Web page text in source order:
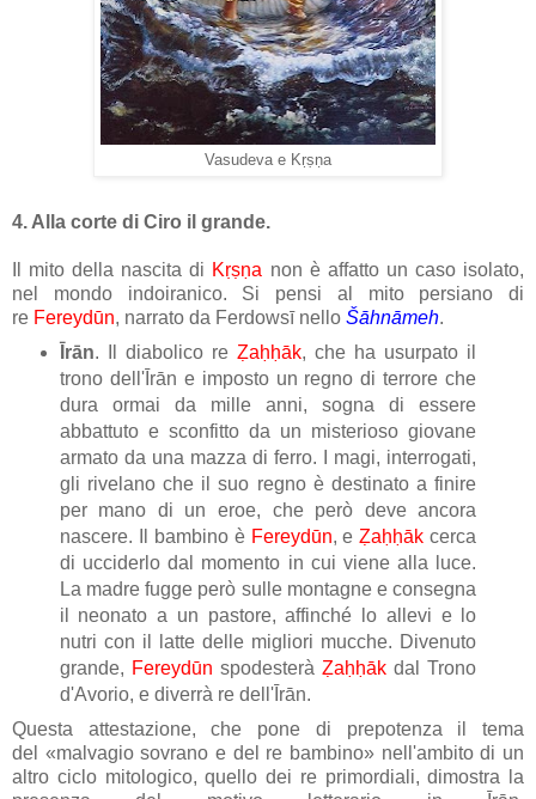
Vasudeva e Kṛṣṇa
4. Alla corte di Ciro il grande.
Il mito della nascita di Kṛṣṇa non è affatto un caso isolato,
nel mondo indoiranico. Si pensi al mito persiano di
re Fereydūn, narrato da Ferdowsī nello Šāhnāmeh.
Īrān. Il diabolico re Ẓaḥḥāk, che ha usurpato il
trono dell'Īrān e imposto un regno di terrore che
dura ormai da mille anni, sogna di essere
abbattuto e sconfitto da un misterioso giovane
armato da una mazza di ferro. I magi, interrogati,
gli rivelano che il suo regno è destinato a finire
per mano di un eroe, che però deve ancora
nascere. Il bambino è Fereydūn, eẒaḥḥāk cerca
di ucciderlo dal momento in cui viene alla luce.
La madre fugge però sulle montagne e consegna
il neonato a un pastore, affinché lo allevi e lo
nutri con il latte delle migliori mucche. Divenuto
grande, Fereydūn spodesteràẒaḥḥāk dal Trono
d'Avorio, e diverrà re dell'Īrān.
Questa attestazione, che pone di prepotenza il tema
del «malvagio sovrano e del re bambino» nell'ambito di un
altro ciclo mitologico, quello dei re primordiali, dimostra la